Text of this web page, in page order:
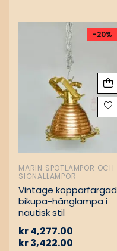
-20%
MARIN SPOTLAMPOR OCH
SIGNALLAMPOR
Vintage kopparfärgad
bikupa-hänglampa i
nautisk stil
kr4,277.00
kr3,422.00